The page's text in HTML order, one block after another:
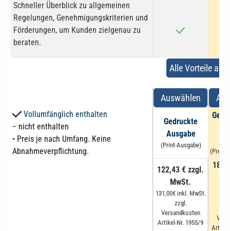
Schneller Überblick zu allgemeinen
Regelungen, Genehmigungskriterien und
Förderungen, um Kunden zielgenau zu
beraten.
Alle Vorteile
Auswählen
Vollumfänglich enthalten
− nicht enthalten
• Preis je nach Umfang. Keine
Abnahmeverpflichtung.
Gedruckte
Ausgabe
(Print-Ausgabe)
122,43 € zzgl.
MwSt.
131,00€ inkl. MwSt.
zzgl.
Versandkosten
Artikel-Nr. 1955/9